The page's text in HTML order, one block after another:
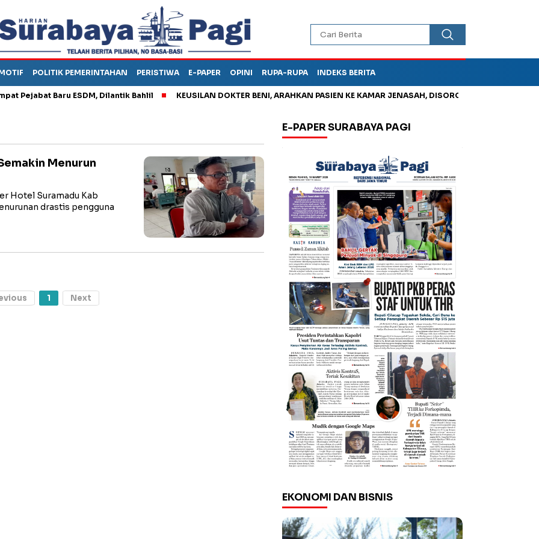
POLITIK PEMERINTAHAN PERISTIWA E-PAPER OPINI RUPA-RUPA INDEKS BERITA
Baru ESDM, Dilantik Bahlil KEUSILAN DOKTER BENI, ARAHKAN PASIEN KE KAMAR JENASAH, DISOROT
Menurun
Hotel Suramadu Kab
drastis pengguna
1 Next
E-PAPER SURABAYA PAGI
EKONOMI DAN BISNIS